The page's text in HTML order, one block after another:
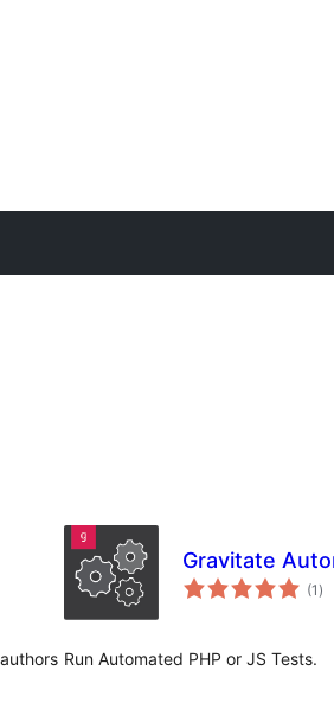
Gravitate
(1 )
Run Automated PHP or JS Tests.